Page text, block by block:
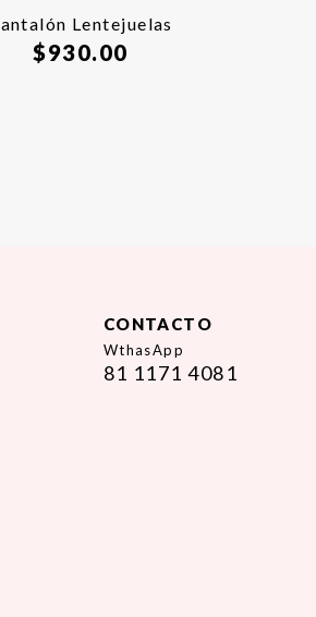
Lentejuelas
$930.00
CONTACTO
WthasApp
81 1171 4081